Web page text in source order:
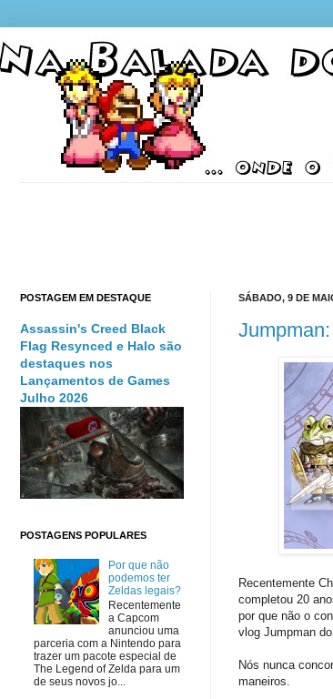
SÁBADO, 9 DE
Recentemente
completou 20
por que não o
vlog Jumpman
Nós nunca
maneiros.
POSTAGEM EM DESTAQUE
Assassin's Creed Black
Flag Resynced e Halo são
destaques nos
Lançamentos de Games
Julho 2026
POSTAGENS POPULARES
Por que não
podemos ter
Zeldas legais?
Recentemente
a Capcom
anunciou uma
parceria com a Nintendo para
trazer um pacote especial de
The Legend of Zelda para um
de seus novos jo...